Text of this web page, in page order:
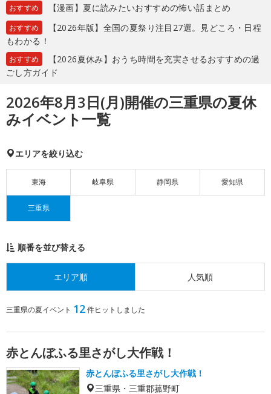
おすすめ 【漫画】夏に読みたいおすすめの怖い話まとめ
おすすめ
【2026年版】全国の夏祭り注目27選。見どころ・日程
もわかる！
おすすめ
【2026夏休み】おうち時間を充実させるおすすめの過
ごし方ガイド
2026年8月3日(月)開催の三重県の夏休
みイベント一覧
エリアを絞り込む
東海 岐阜県 静岡県 愛知県
三重県
順番を並び替える
エリア順 人気順
三重県の夏イベント 12件ヒットしました
赤とんぼふる里さがし大作戦！
赤とんぼふる里さがし大作戦！
三重県・三重郡菰野町